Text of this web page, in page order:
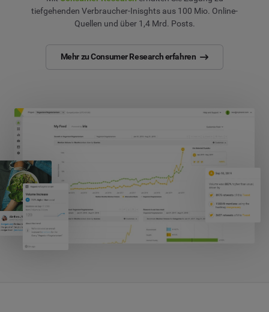
tiefgehenden Verbraucher-Inisghts aus 100 Mio. Online-
Quellen und über 1,4 Mrd. Posts.
Mehr zu Consumer Research erfahren